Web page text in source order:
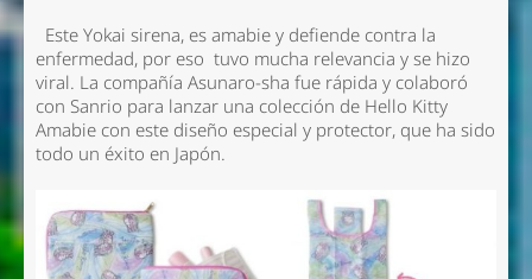
Este Yokai sirena, esamabiey defiende contra la
enfermedad, por eso tuvo mucha relevancia y se hizo
viral. La compañía Asunaro-sha fue rápida y colaboró
con Sanrio para lanzar una colección de Hello Kitty
Amabie con este diseño especial y protector, que ha sido
todo un éxito en Japón.